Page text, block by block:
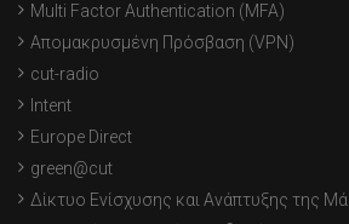
Multi Factor Authentication (MFA)
Απομακρυσμένη Πρόσβαση (VPN)
cut-radio
Intent
Europe Direct
green@cut
Δίκτυο Ενίσχυσης και Ανάπτυξης της